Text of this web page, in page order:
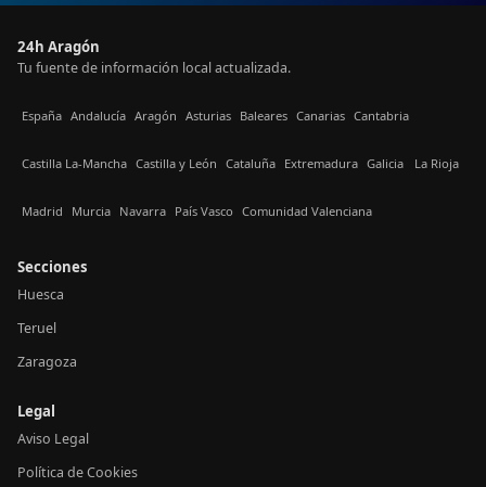
24h Aragón
Tu fuente de información local actualizada.
España Andalucía Aragón Asturias Baleares Canarias Cantabria
Castilla La-Mancha Castilla y León Cataluña Extremadura Galicia La Rioja
Madrid Murcia Navarra País Vasco Comunidad Valenciana
Secciones
Huesca
Teruel
Zaragoza
Legal
Aviso Legal
Política de Cookies